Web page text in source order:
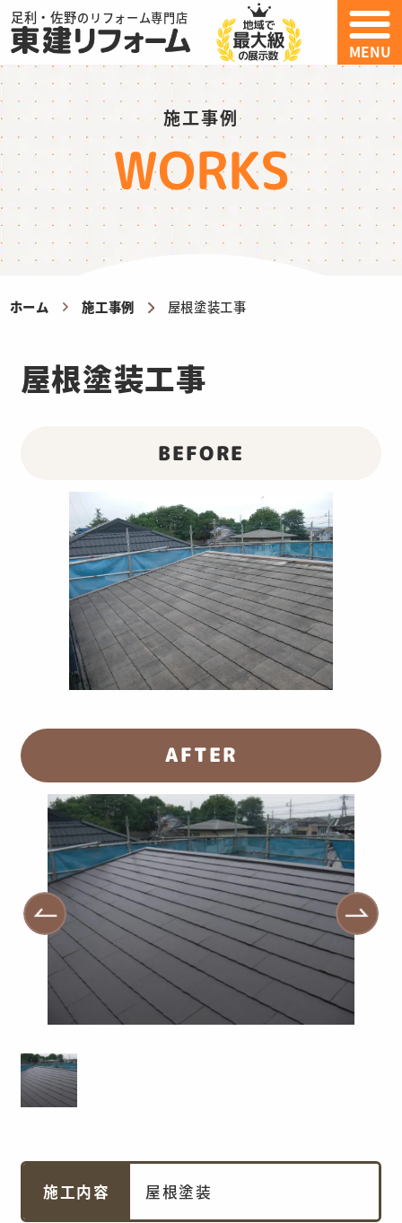
足利・佐野のリフォーム専門店
MENU
施工事例
WORKS
ホーム 施工事例 屋根塗装工事
屋根塗装工事
BEFORE
AFTER
施工内容 屋根塗装